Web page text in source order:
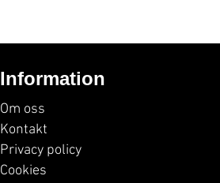
Information
Om oss
Kontakt
Privacy policy
Cookies